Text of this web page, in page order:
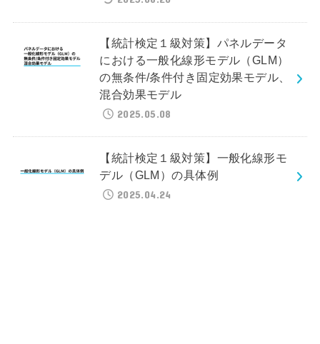
【統計検定１級対策】パネルデータ
における一般化線形モデル（GLM）
の無条件/条件付き固定効果モデル、
混合効果モデル
2025.05.08
【統計検定１級対策】一般化線形モ
デル（GLM）の具体例
2025.04.24